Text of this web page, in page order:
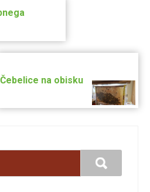
Čebelice na obisku